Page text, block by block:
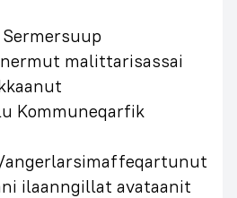
malittarisassai
Kommuneqarfik
ilaanngillat avataanit